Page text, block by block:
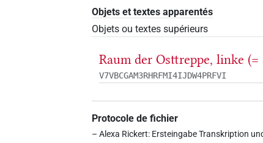
Objets et textes apparentés
Objets ou textes supérieurs
Raum der Osttreppe, linke (=
V7VBCGAM3RHRFMI4IJDW4PRFVI
Protocole de fichier
– Alexa Rickert: Ersteingabe Transkription